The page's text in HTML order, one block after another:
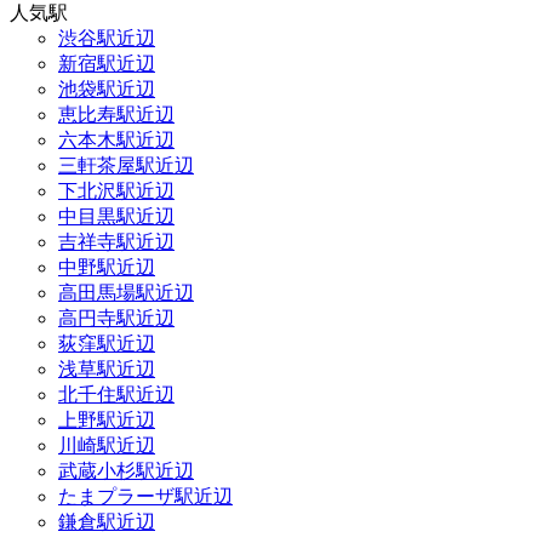
人気駅
渋谷駅近辺
新宿駅近辺
池袋駅近辺
恵比寿駅近辺
六本木駅近辺
三軒茶屋駅近辺
下北沢駅近辺
中目黒駅近辺
吉祥寺駅近辺
中野駅近辺
高田馬場駅近辺
高円寺駅近辺
荻窪駅近辺
浅草駅近辺
北千住駅近辺
上野駅近辺
川崎駅近辺
武蔵小杉駅近辺
たまプラーザ駅近辺
鎌倉駅近辺